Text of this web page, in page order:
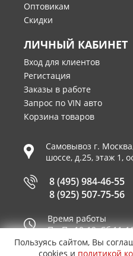
Оптовикам
Скидки
ЛИЧНЫЙ КАБИНЕТ
Вход для клиентов
Регистация
Заказы в работе
Запрос по VIN авто
Корзина товаров
Самовывоз г. Москва
шоссе, д.25, этаж 1,
8 (495) 984-46-55
8 (925) 507-75-56
Время работы
Пн-Пт 10-19, Сб 11-
Принимаем к оплате
Пользуясь сайтом, Вы
cookies и политикой